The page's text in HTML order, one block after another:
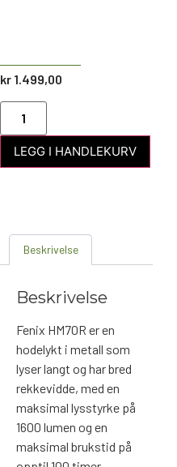
kr1.499,00
LEGG I HANDLEKURV
Beskrivelse
Beskrivelse
Fenix ​​HM70R er en
hodelykt i metall som
lyser langt og har bred
rekkevidde, med en
maksimal lysstyrke på
1600 lumen og en
maksimal brukstid på